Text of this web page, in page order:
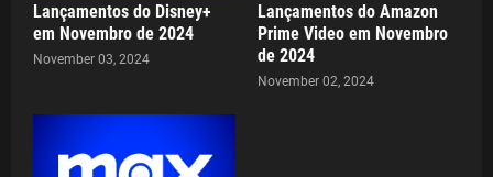
Lançamentos do Disney+
em Novembro de 2024
November 03, 2024
Lançamentos do Amazon
Prime Video em Novembro
de 2024
November 02, 2024